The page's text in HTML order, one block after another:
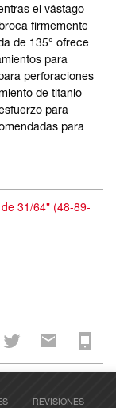
el vástago
firmemente
de 135° ofrece
para
perforaciones
de titanio
para
para
31/64" (48-89-
REVISIONES